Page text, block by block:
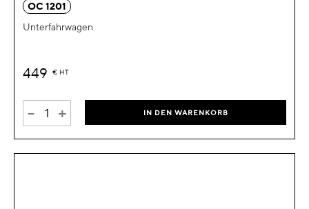
OC 1201
Unterfahrwagen
449 € HT
- + IN DEN WARENKORB